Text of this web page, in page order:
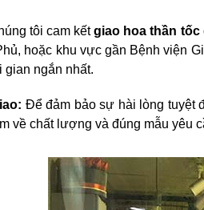
tôi cam kếtgiao hoa thần tốc
hoặc khu vực gần Bệnh viện
gian ngắn nhất.
Để đảm bảo sự hài lòng tuyệt
về chất lượng và đúng mẫu yêu